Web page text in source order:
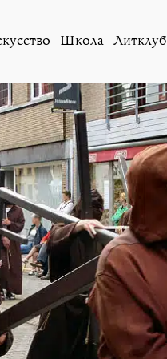
Школа Литклуб
Надежда